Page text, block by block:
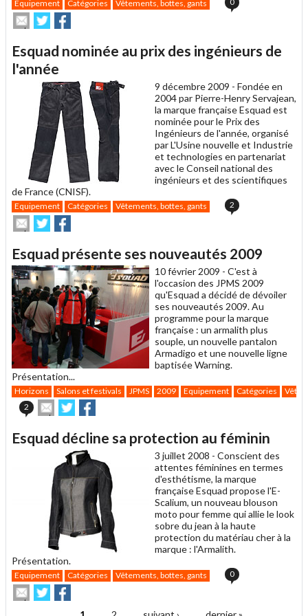
Equipement Catégories Vêtements, bottes, gants
Envoyer
cet
à
un
ami
Partager
sur
sur
Esquad nominée au prix des ingénieurs de
l'année
9 décembre 2009 - Fondée en
2004 par Pierre-Henry Servajean,
la marque française Esquad est
nominée pour le Prix des
Ingénieurs de l'année, organisé
par L'Usine nouvelle et Industrie
et technologies en partenariat
avec le Conseil national des
ingénieurs et des scientifiques
de France (CNISF).
Equipement Catégories Vêtements, bottes, gants 2
Envoyer
cet
à
un
ami
Partager
sur
sur
Esquad présente ses nouveautés 2009
10 février 2009 - C'est à
l'occasion des JPMS 2009
qu'Esquad a décidé de dévoiler
ses nouveautés 2009. Au
programme pour la marque
française : un armalith plus
souple, un nouvelle pantalon
Armadigo et une nouvelle ligne
baptisée Warning.
Présentation...
Horizons Salons et festivals JPMS 2009 Equipement Catégories
2
Envoyer
cet
à
Partager
sur sur
Esquad décline sa protection au féminin
3 juillet 2008 - Conscient des
attentes féminines en termes
d'esthétisme, la marque
française Esquad propose l'E-
Scalium, un nouveau blouson
moto pour femme qui allie le look
sobre du jean à la haute
protection du matériau cher à la
marque : l'Armalith.
Présentation.
Equipement Catégories Vêtements, bottes, gants 0
Envoyer
cet
Partager
sur
sur
Facebook